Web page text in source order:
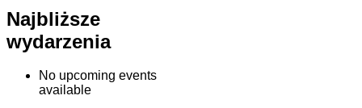
Najbliższe
wydarzenia
No upcoming events
available